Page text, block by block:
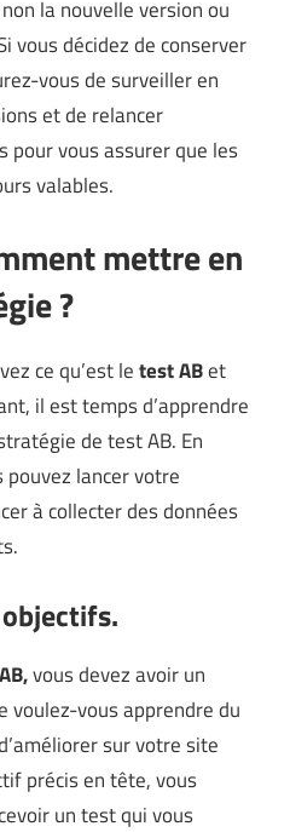
la nouvelle version ou
vous décidez de conserver
vous de surveiller en
et de relancer
pour vous assurer que les
valables.
mettre en
?
ce qu’est letest ABet
il est temps d’apprendre
de test AB. En
lancer votre
à collecter des données
vous devez avoir un
voulez-vous apprendre du
sur votre site
précis en tête, vous
un test qui vous